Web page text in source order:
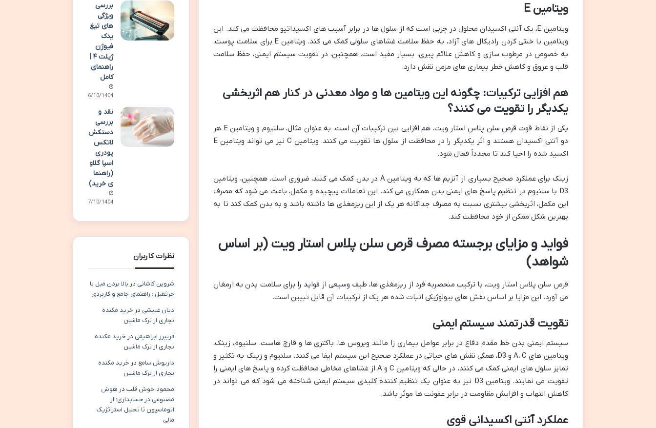
ویتامین E
ویتامین E، یک آنتی اکسیدان محلول در چربی است که از سلول ها در برابر آسیب های اکسیداتیو محافظت می کند. این
ویتامین با خنثی کردن رادیکال های آزاد، به حفظ سلامت غشاهای سلولی کمک می کند. ویتامین E برای سلامت پوست،
به خصوص در مرطوب سازی و کاهش علائم پیری، بسیار مفید است. همچنین، در تقویت سیستم ایمنی، حفظ سلامت
قلب و عروق و کاهش خطر بیماری های مزمن نقش دارد.
هم افزایی ترکیبات: چگونه این ویتامین ها و مواد معدنی در کنار هم اثربخشی
یکدیگر را تقویت می کنند؟
یکی از نقاط قوت قرص سلن پلاس استار ویت، هم افزایی بین ترکیبات آن است. به عنوان مثال، سلنیوم و ویتامین E هر
دو آنتی اکسیدان هستند و اثر یکدیگر را در محافظت از سلول ها تقویت می کنند. ویتامین C نیز می تواند ویتامین E
اکسید شده را احیا کند تا مجدداً فعال شود.
زینک برای عملکرد صحیح بسیاری از آنزیم ها که به ویتامین A در بدن کمک می کنند، ضروری است. همچنین، ویتامین
D3 با سلنیوم در تنظیم پاسخ های ایمنی بدن همکاری می کند. این تعاملات پیچیده و مکمل، باعث می شود که مصرف
این مکمل، اثربخشی بیشتری نسبت به مصرف جداگانه هر یک از این ریزمغذی ها داشته باشد و به بدن کمک کند تا به
بهترین شکل ممکن از خود محافظت کند.
فواید و مزایای برجسته مصرف قرص سلن پلاس استار ویت (بر اساس
شواهد)
قرص سلن پلاس استار ویت، با ترکیب منحصربه فرد از ریزمغذی ها، طیف وسیعی از فواید را برای سلامت بدن به ارمغان
می آورد. این مزایا بر اساس نقش های بیولوژیکی اثبات شده هر یک از ترکیبات آن قابل تبیین است.
تقویت قدرتمند سیستم ایمنی
سیستم ایمنی بدن خط مقدم دفاع در برابر عوامل بیماری زا مانند ویروس ها، باکتری ها و قارچ هاست. سلنیوم، زینک،
ویتامین های A، C و D3، همگی نقش های حیاتی در عملکرد صحیح این سیستم ایفا می کنند. سلنیوم و زینک به تکثیر و
تمایز سلول های ایمنی کمک می کنند، در حالی که ویتامین C و A از غشاهای مخاطی محافظت کرده و پاسخ های ایمنی را
تقویت می نمایند. ویتامین D3 نیز به عنوان یک تنظیم کننده کلیدی سیستم ایمنی شناخته می شود که می تواند در
کاهش التهاب و افزایش مقاومت در برابر عفونت ها موثر باشد.
عملکرد آنتی اکسیدانی قوی
بررسی
ویژگی
های تیغ
یدک
فیوژن
ژیلت ۴ |
راهنمای
کامل
06/10/1404
نقد و
بررسی
دستکش
لاتکس
پودری
اسپا گلاو
(راهنما
ی خرید)
07/10/1404
نظرات کاربران
شروین کاشانی در بالا بردن مبل با
جرثقیل : راهنمای جامع و کاربردی
دیان غبیشی در خرید مکنده
نجاری از ترک ماشین
فریبرز ابراهیمی در خرید مکنده
نجاری از ترک ماشین
داریوش سامع در خرید مکنده
نجاری از ترک ماشین
محمود خوش قلبدر هوش
مصنوعی در حسابداری؛ از
اتوماسیون تا تحلیل استراتژیک
مالی